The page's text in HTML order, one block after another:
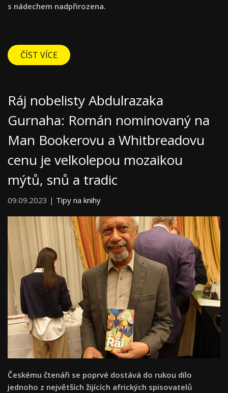
s nádechem nadpřirozena.
ČÍST VÍCE
Ráj nobelisty Abdulrazaka
Gurnaha: Román nominovaný na
Man Bookerovu a Whitbreadovu
cenu je velkolepou mozaikou
mýtů, snů a tradic
09.09.2023 | Tipy na knihy
Českému čtenáři se poprvé dostává do rukou dílo
jednoho z největších žijících afrických spisovatelů